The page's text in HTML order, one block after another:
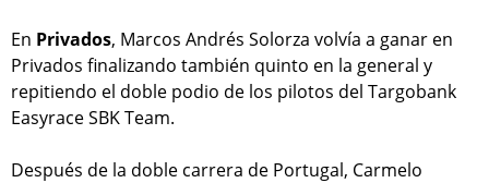
En Privados, Marcos Andrés Solorza volvía a ganar en
Privados finalizando también quinto en la general y
repitiendo el doble podio de los pilotos del Targobank
Easyrace SBK Team.
Después de la doble carrera de Portugal, Carmelo